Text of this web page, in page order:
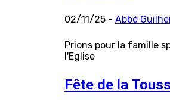
02/11/25 - Abbé
Prions pour la famille
l'Eglise
Fête de la